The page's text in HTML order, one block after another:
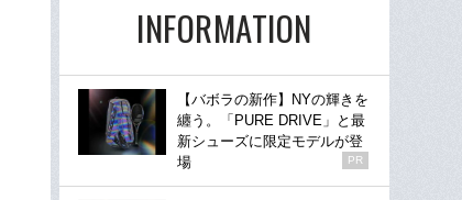
INFORMATION
【バボラの新作】NYの輝きを
纏う。「PURE DRIVE」と最
新シューズに限定モデルが登
場
PR